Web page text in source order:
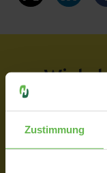
Zustimmung
Wir
Jetzt